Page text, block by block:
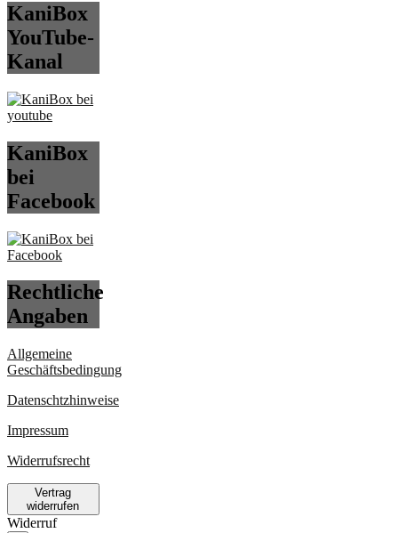
KaniBox
YouTube-
Kanal
KaniBox
bei
Facebook
Rechtliche
Angaben
Allgemeine
Geschäftsbedingung
Datenschtzhinweise
Impressum
Widerrufsrecht
Vertrag
widerrufen
Widerruf